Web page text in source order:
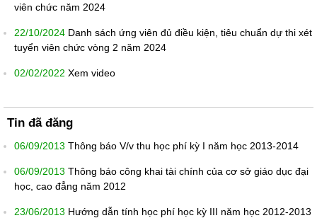
viên chức năm 2024
22/10/2024 Danh sách ứng viên đủ điều kiện, tiêu chuẩn dự thi xét
tuyển viên chức vòng 2 năm 2024
02/02/2022 Xem video
Tin đã đăng
06/09/2013 Thông báo V/v thu học phí kỳ I năm học 2013-2014
06/09/2013 Thông báo công khai tài chính của cơ sở giáo dục đại
học, cao đẳng năm 2012
23/06/2013 Hướng dẫn tính học phí học kỳ III năm học 2012-2013